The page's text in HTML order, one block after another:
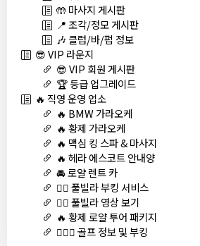
🤲 마사지 게시판
📍 조각/정모 게시판
🎶 클럽/바/펍 정보
😎 VIP 라운지
😎 VIP 회원 게시판
🏆 등급 업그레이드
🔥 직영 운영 업소
🔥 BMW 가라오케
🔥 황제 가라오케
🔥 맥심 킹 스파 & 마사지
🔥 헤라 에스코트 안내양
🚘 로얄 렌트 카
🏊‍♀️ 풀빌라 부킹 서비스
🏊‍♀️ 풀빌라 영상 보기
🔥 황제 로얄 투어 패키지
🏌🏻‍♂️ 골프 정보 및 부킹